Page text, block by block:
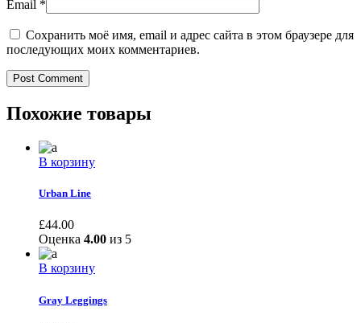
Email *
Сохранить моё имя, email и адрес сайта в этом браузере для
последующих моих комментариев.
Похожие товары
В корзину
Urban Line
£44.00
Оценка 4.00 из 5
В корзину
Gray Leggings